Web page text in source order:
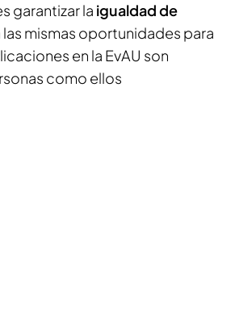
garantizar la igualdad de
mismas oportunidades para
en la EvAU son
como ellos